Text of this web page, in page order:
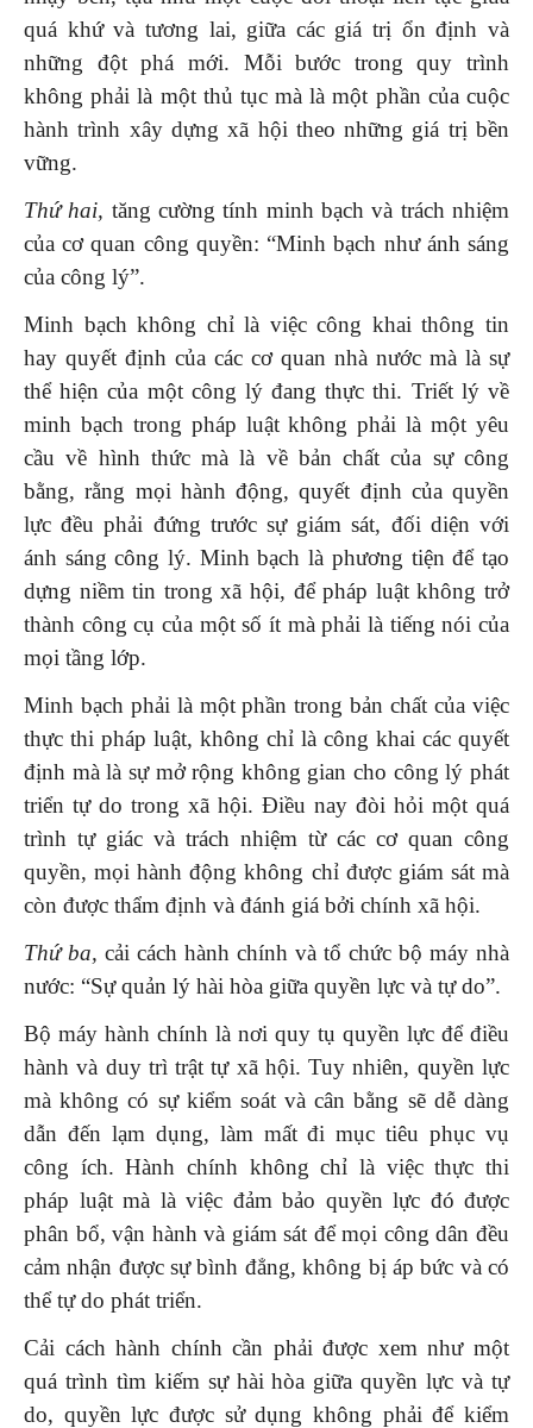
quá khứ và tương lai, giữa các giá trị ổn định và
những đột phá mới. Mỗi bước trong quy trình
không phải là một thủ tục mà là một phần của cuộc
hành trình xây dựng xã hội theo những giá trị bền
vững.
Thứ hai, tăng cường tính minh bạch và trách nhiệm
của cơ quan công quyền: “Minh bạch như ánh sáng
của công lý”.
Minh bạch không chỉ là việc công khai thông tin
hay quyết định của các cơ quan nhà nước mà là sự
thể hiện của một công lý đang thực thi. Triết lý về
minh bạch trong pháp luật không phải là một yêu
cầu về hình thức mà là về bản chất của sự công
bằng, rằng mọi hành động, quyết định của quyền
lực đều phải đứng trước sự giám sát, đối diện với
ánh sáng công lý. Minh bạch là phương tiện để tạo
dựng niềm tin trong xã hội, để pháp luật không trở
thành công cụ của một số ít mà phải là tiếng nói của
mọi tầng lớp.
Minh bạch phải là một phần trong bản chất của việc
thực thi pháp luật, không chỉ là công khai các quyết
định mà là sự mở rộng không gian cho công lý phát
triển tự do trong xã hội. Điều nay đòi hỏi một quá
trình tự giác và trách nhiệm từ các cơ quan công
quyền, mọi hành động không chỉ được giám sát mà
còn được thẩm định và đánh giá bởi chính xã hội.
Thứ ba, cải cách hành chính và tổ chức bộ máy nhà
nước: “Sự quản lý hài hòa giữa quyền lực và tự do”.
Bộ máy hành chính là nơi quy tụ quyền lực để điều
hành và duy trì trật tự xã hội. Tuy nhiên, quyền lực
mà không có sự kiểm soát và cân bằng sẽ dễ dàng
dẫn đến lạm dụng, làm mất đi mục tiêu phục vụ
công ích. Hành chính không chỉ là việc thực thi
pháp luật mà là việc đảm bảo quyền lực đó được
phân bổ, vận hành và giám sát để mọi công dân đều
cảm nhận được sự bình đẳng, không bị áp bức và có
thể tự do phát triển.
Cải cách hành chính cần phải được xem như một
quá trình tìm kiếm sự hài hòa giữa quyền lực và tự
do, quyền lực được sử dụng không phải để kiểm